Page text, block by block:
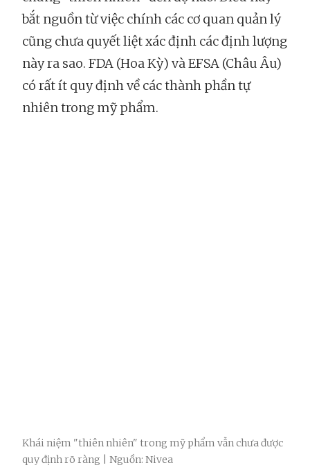
bắt nguồn từ việc chính các cơ quan quản lý
cũng chưa quyết liệt xác định các định lượng
này ra sao. FDA (Hoa Kỳ) và EFSA (Châu Âu)
có rất ít quy định về các thành phần tự
nhiên trong mỹ phẩm.
Khái niệm "thiên nhiên" trong mỹ phẩm vẫn chưa được
quy định rõ ràng | Nguồn: Nivea